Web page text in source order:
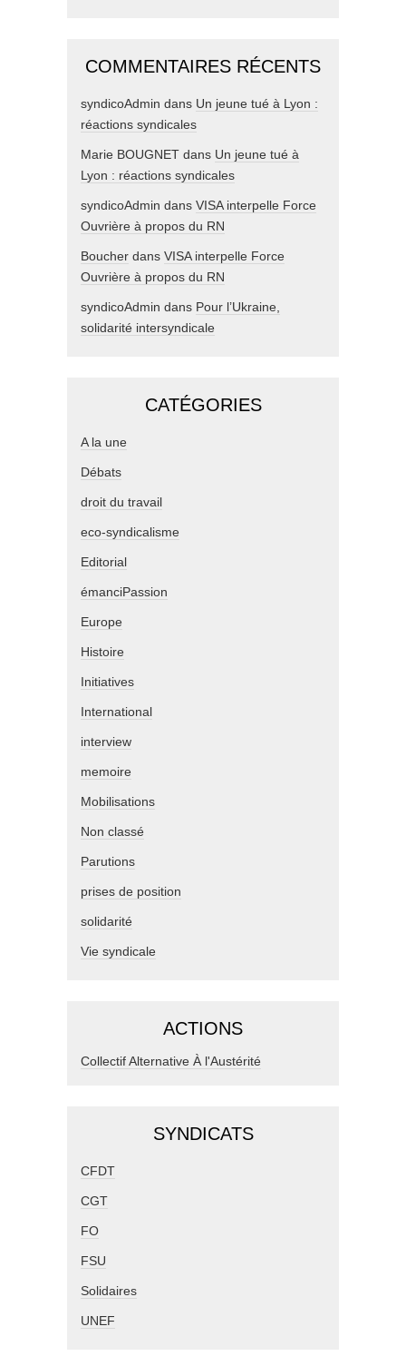
COMMENTAIRES RÉCENTS
syndicoAdmin dans Un jeune tué à Lyon :
réactions syndicales
Marie BOUGNET dans Un jeune tué à
Lyon : réactions syndicales
syndicoAdmin dans VISA interpelle Force
Ouvrière à propos du RN
Boucher dans VISA interpelle Force
Ouvrière à propos du RN
syndicoAdmin dans Pour l’Ukraine,
solidarité intersyndicale
CATÉGORIES
A la une
Débats
droit du travail
eco-syndicalisme
Editorial
émanciPassion
Europe
Histoire
Initiatives
International
interview
memoire
Mobilisations
Non classé
Parutions
prises de position
solidarité
Vie syndicale
ACTIONS
Collectif Alternative À l'Austérité
SYNDICATS
CFDT
CGT
FO
FSU
Solidaires
UNEF